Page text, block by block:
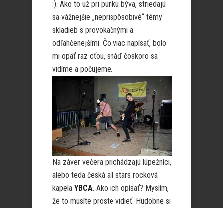
:). Ako to už pri punku býva, striedajú
sa vážnejšie „neprispôsobivé“ témy
skladieb s provokačnými a
odľahčenejšími. Čo viac napísať, bolo
mi opäť raz cťou, snáď čoskoro sa
vidíme a počujeme.
Na záver večera prichádzajú lúpežníci,
alebo teda česká all stars rocková
kapela YBCA. Ako ich opísať? Myslím,
že to musíte proste vidieť. Hudobne si